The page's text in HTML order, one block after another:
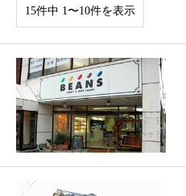
15件中 1〜10件を表示